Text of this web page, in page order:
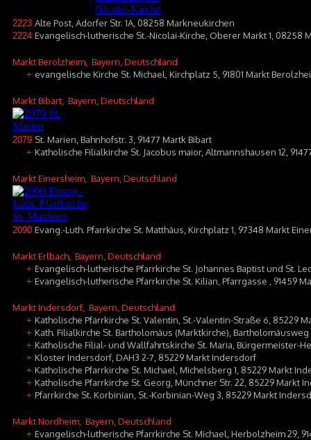
2223 Alte Post, Adorfer Str. 1A, 08258 Markneukirchen
2224 Evangelisch-lutherische St.-Nicolai-Kirche, Oberer Markt 1, 08258
Markt Berolzheim , Bayern, Deutschland
+ evangelische Kirche St. Michael, Kirchplatz 5, 91801 Markt
Markt Bibart , Bayern, Deutschland
2079 St. Marien, Bahnhofstr. 3, 91477 Martk Bibart
+ Katholische Filialkirche St. Jacobus maior, Altmannshausen 12,
Markt Einersheim , Bayern, Deutschland
2090 Evang.-Luth. Pfarrkirche St. Matthäus, Kirchplatz 1, 97348 Markt
Markt Erlbach , Bayern, Deutschland
+ Evangelisch-lutherische Pfarrkirche St. Johannes Baptist und St.
+ Evangelisch-lutherische Pfarrkirche St. Kilian, Pfarrgasse , 91459
Markt Indersdorf , Bayern, Deutschland
+ Katholische Pfarrkirche St. Valentin, St.-Valentin-Straße 6, 85229
+ Kath. Filialkirche St. Bartholomäus (Marktkirche),
+ Katholische Filial- und Wallfahrtskirche St. Maria, Bürgermeister-
+ Kloster Indersdorf, DAH3 2-7, 85229 Markt Indersdorf
+ Katholische Pfarrkirche St. Michael, Michelsberg 1, 85229 Markt
+ Katholische Pfarrkirche St. Georg, Münchner Str. 22, 85229 Markt
+ Pfarrkirche St. Korbinian, St.-Korbinian-Weg 3, 85229 Markt
Markt Nordheim , Bayern, Deutschland
+ Evangelisch-lutherische Pfarrkirche St. Michael, Herbolzheim 29,